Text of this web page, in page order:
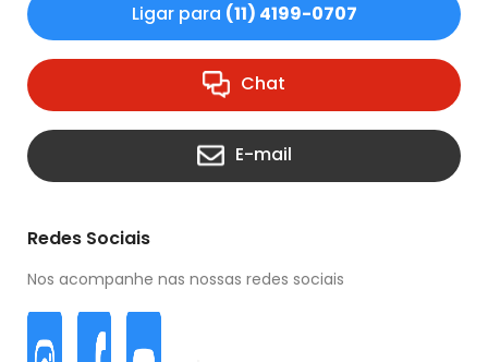
Ligar para (11) 4199-0707
Chat
E-mail
Redes Sociais
Nos acompanhe nas nossas redes sociais